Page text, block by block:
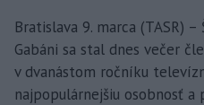
Bratislava 9. marca (TASR)
Gabáni sa stal dnes večer
v dvanástom ročníku
najpopulárnejšiu osobnosť a